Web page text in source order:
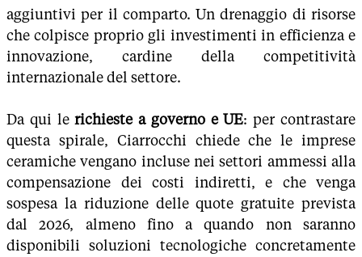
aggiuntivi per il comparto. Un drenaggio di risorse
che colpisce proprio gli investimenti in efficienza e
innovazione, cardine della competitività
internazionale del settore.
Da qui lerichieste a governo e UE: per contrastare
questa spirale, Ciarrocchi chiede che le imprese
ceramiche vengano incluse nei settori ammessi alla
compensazione dei costi indiretti, e che venga
sospesa la riduzione delle quote gratuite prevista
dal 2026, almeno fino a quando non saranno
disponibili soluzioni tecnologiche concretamente